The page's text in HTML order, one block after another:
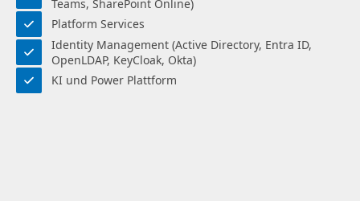
Teams, SharePoint Online)
Platform Services
Identity Management (Active Directory, Entra ID,
OpenLDAP, KeyCloak, Okta)
KI und Power Plattform